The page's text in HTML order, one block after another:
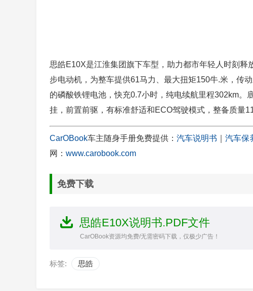
思皓E10X是江淮集团旗下车型，助力都市年轻人时刻
步电动机，为整车提供61马力、最大扭矩150牛.米，传
的磷酸铁锂电池，快充0.7小时，纯电续航里程302km
挂，前置前驱，有标准舒适和ECO驾驶模式，整备质量
CarOBook车主随身手册免费提供： 汽车说明书 汽车保
网： www.carobook.com
免费下载
思皓E10X说明书.PDF文件
CarOBook资源均免费/无需密码下载，仅极少广告！
标签: 思皓